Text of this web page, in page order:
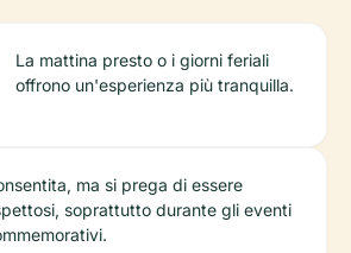
La mattina presto o i giorni feriali
offrono un'esperienza più tranquilla.
ma si prega di essere
soprattutto durante gli eventi